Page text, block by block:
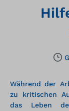
Während der
zu kritischen
das Leben